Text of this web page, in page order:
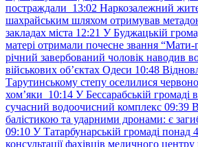
постраждали 13:02 Наркозалежний
шахрайським шляхом отримував
закладах міста 12:21 У Буджацькій
матері отримали почесне звання “Мати-
річний завербований чоловік наводив
військових обʼєктах Одеси 10:48
Тарутинському степу оселилися
хом’яки 10:14 У Бессарабській громаді
сучасний водоочисний комплекс 09:39
балістикою та ударними дронами: є
09:10 У Татарбунарській громаді понад
консультації фахівців медичного центру